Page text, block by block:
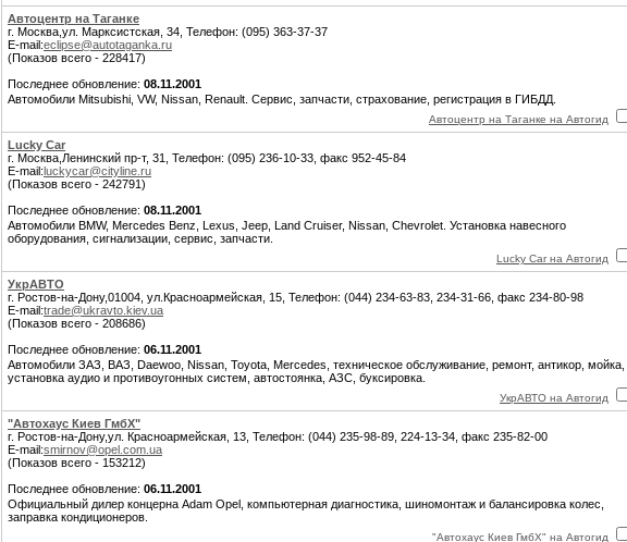
Автоцентр на Таганке
г. Москва,ул. Марксистская, 34, Телефон: (095) 363-37-37
E-mail:eclipse@autotaganka.ru
(Показов всего - 228417)
Последнее обновление: 08.11.2001
Автомобили Mitsubishi, VW, Nissan, Renault. Сервис, запчасти, страхование, регистрация в ГИБДД.
Автоцентр на Таганке на Автогид
Lucky Car
г. Москва,Ленинский пр-т, 31, Телефон: (095) 236-10-33, факс 952-45-84
E-mail:luckycar@cityline.ru
(Показов всего - 242791)
Последнее обновление: 08.11.2001
Автомобили BMW, Mercedes Benz, Lexus, Jeep, Land Cruiser, Nissan, Chevrolet. Установка навесного
оборудования, сигнализации, сервис, запчасти.
Lucky Car на Автогид
УкрАВТО
г. Ростов-на-Дону,01004, ул.Красноармейская, 15, Телефон: (044) 234-63-83, 234-31-66, факс 234-80-98
E-mail:trade@ukravto.kiev.ua
(Показов всего - 208686)
Последнее обновление: 06.11.2001
Автомобили ЗАЗ, ВАЗ, Daewoo, Nissan, Toyota, Mercedes, техническое обслуживание, ремонт, антикор, мойка,
установка аудио и противоугонных систем, автостоянка, АЗС, буксировка.
УкрАВТО на Автогид
"Автохаус Киев ГмбХ"
г. Ростов-на-Дону,ул. Красноармейская, 13, Телефон: (044) 235-98-89, 224-13-34, факс 235-82-00
E-mail:smirnov@opel.com.ua
(Показов всего - 153212)
Последнее обновление: 06.11.2001
Официальный дилер концерна Adam Opel, компьютерная диагностика, шиномонтаж и балансировка колес,
заправка кондиционеров.
"Автохаус Киев ГмбХ" на Автогид